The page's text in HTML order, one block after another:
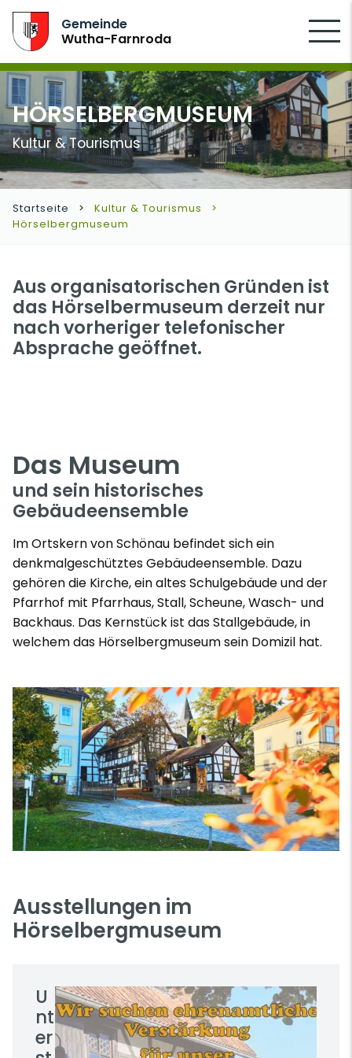
Gemeinde
Wutha-Farnroda
HÖRSELBERGMUSEUM
Kultur & Tourismus
Startseite
Kultur & Tourismus
Hörselbergmuseum
Aus organisatorischen Gründen ist
das Hörselbermuseum derzeit nur
nach vorheriger telefonischer
Absprache geöffnet.
Das Museum
und sein historisches
Gebäudeensemble
Im Ortskern von Schönau befindet sich ein
denkmalgeschütztes Gebäudeensemble. Dazu
gehören die Kirche, ein altes Schulgebäude und der
Pfarrhof mit Pfarrhaus, Stall, Scheune, Wasch- und
Backhaus. Das Kernstück ist das Stallgebäude, in
welchem das Hörselbergmuseum sein Domizil hat.
Ausstellungen im
Hörselbergmuseum
U
nt
er